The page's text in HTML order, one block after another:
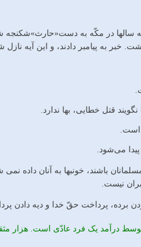
سالها در مکّه به دست«حارث»شکنجه
خبر به پیامبر دادند، و این آیه نازل
قتل خطایی، بها ندارد.
است.
می‌شود.
باشند، خونبها به آنان داده
نیست.
برده، پرداخت حقّ خدا و دیه دادن
درآمد یک فرد عادّی است. هزار